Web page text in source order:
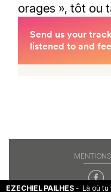
orages », tôt ou
EZECHIEL PAILHES - Là où tu